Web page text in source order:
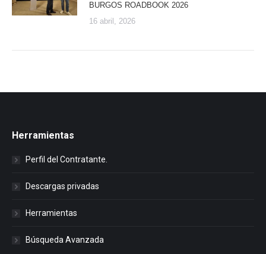
BURGOS ROADBOOK 2026
16 abril, 2026
Herramientas
Perfil del Contratante.
Descargas privadas
Herramientas
Búsqueda Avanzada